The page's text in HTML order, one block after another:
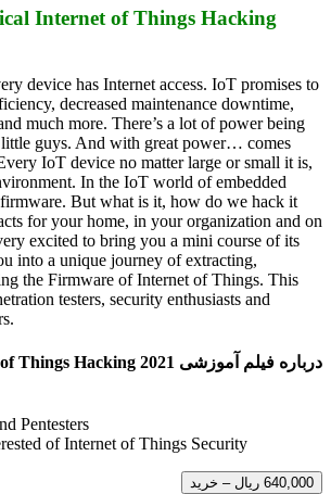
Internet of Things Hacking
device has Internet access. IoT promises to
decreased maintenance downtime,
much more. There’s a lot of power being
little guys. And with great power… comes
IoT device no matter large or small it is,
In the IoT world of embedded
firmware. But what is it, how do we hack it
for your home, in your organization and on
excited to bring you a mini course of its
into a unique journey of extracting,
the Firmware of Internet of Things. This
testers, security enthusiasts and
درباره فیلم آموزشی Practical Internet of Things Hacking 2021
Pentesters
of Internet of Things Security
640,000 ریال – خرید